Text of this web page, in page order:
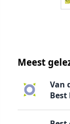
Meest
Van